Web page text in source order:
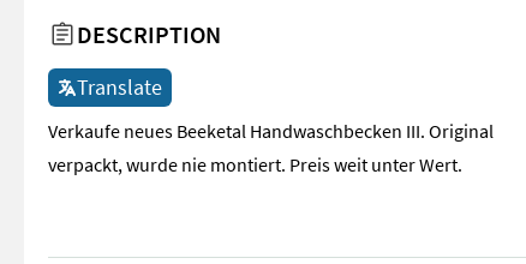
DESCRIPTION
Translate
Verkaufe neues Beeketal Handwaschbecken III. Original
verpackt, wurde nie montiert. Preis weit unter Wert.